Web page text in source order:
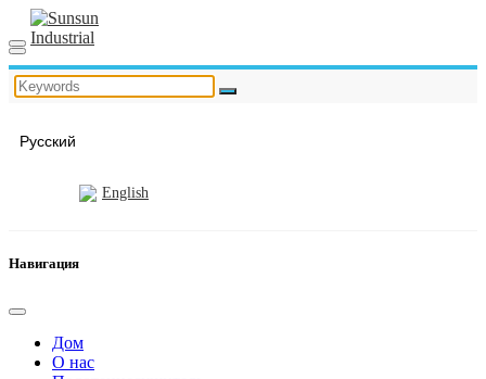
Русский
English
Навигация
Дом
О нас